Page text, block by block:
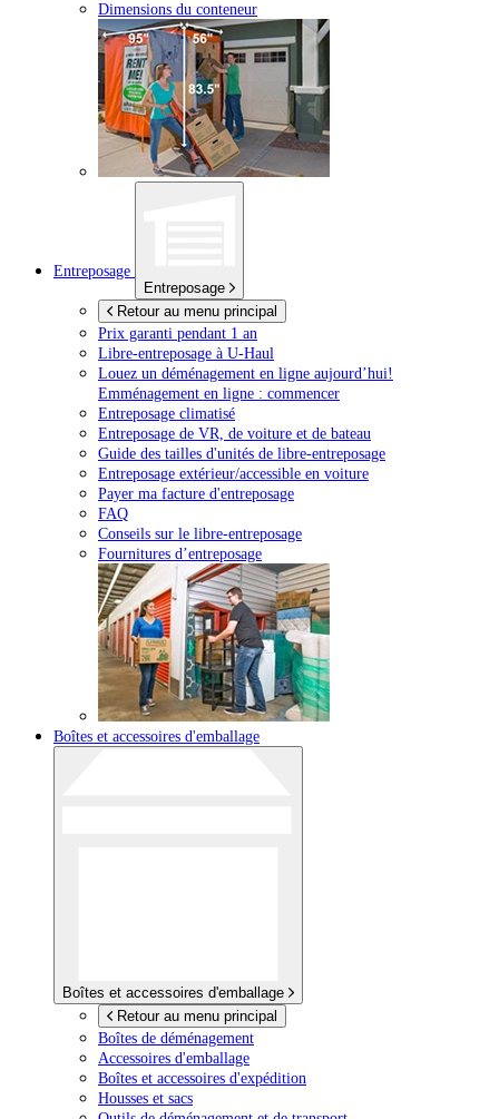
Dimensions du conteneur
Entreposage
Entreposage
Retour au menu principal
Prix garanti pendant 1 an
Libre-entreposage à U-Haul
Louez un déménagement en ligne aujourd’hui!
Emménagement en ligne : commencer
Entreposage climatisé
Entreposage de VR, de voiture et de bateau
Guide des tailles d'unités de libre-entreposage
Entreposage extérieur/accessible en voiture
Payer ma facture d'entreposage
FAQ
Conseils sur le libre-entreposage
Fournitures d’entreposage
Boîtes et accessoires d'emballage
Boîtes et accessoires d'emballage
Retour au menu principal
Boîtes de déménagement
Accessoires d'emballage
Boîtes et accessoires d'expédition
Housses et sacs